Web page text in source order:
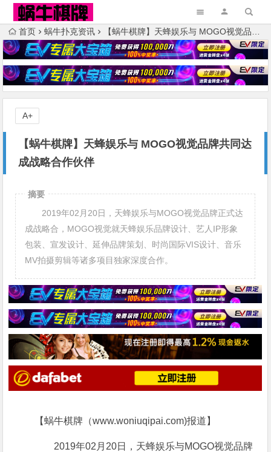
首页 蜗牛扑克资讯 【蜗牛棋牌】天蜂娱乐与 MOGO视觉品牌共同达成战略合作伙伴
【蜗牛棋牌】天蜂娱乐与 MOGO视觉品牌共同达
成战略合作伙伴
A+
摘要
2019年02月20日，天蜂娱乐与MOGO视觉品牌正式达
成战略合，MOGO视觉就天蜂娱乐品牌设计、艺人IP形象
包装、宣发设计、延伸品牌策划、时尚国际VIS设计、音乐
MV拍摄剪辑等诸多项目独家深度合作。
【蜗牛棋牌（www.woniuqipai.com)报道】
2019年02月20日，天蜂娱乐与MOGO视觉品牌